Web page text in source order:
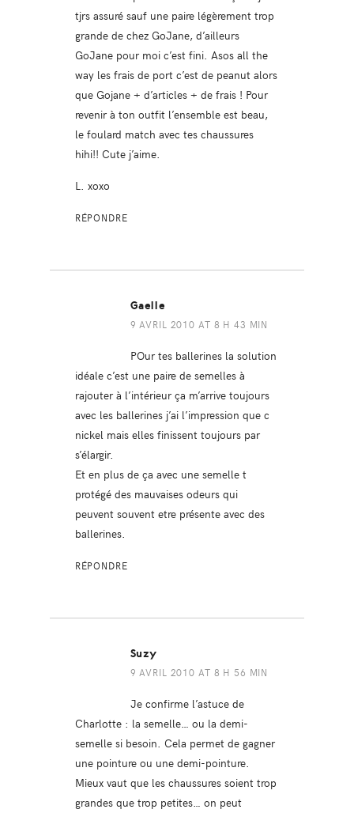
tjrs assuré sauf une paire légèrement trop
grande de chez GoJane, d’ailleurs
GoJane pour moi c’est fini. Asos all the
way les frais de port c’est de peanut alors
que Gojane + d’articles + de frais ! Pour
revenir à ton outfit l’ensemble est beau,
le foulard match avec tes chaussures
hihi!! Cute j’aime.
L. xoxo
RÉPONDRE
Gaelle
9 AVRIL 2010 AT 8 H 43 MIN
POur tes ballerines la solution
idéale c’est une paire de semelles à
rajouter à l’intérieur ça m’arrive toujours
avec les ballerines j’ai l’impression que c
nickel mais elles finissent toujours par
s’élargir.
Et en plus de ça avec une semelle t
protégé des mauvaises odeurs qui
peuvent souvent etre présente avec des
ballerines.
RÉPONDRE
Suzy
9 AVRIL 2010 AT 8 H 56 MIN
Je confirme l’astuce de
Charlotte : la semelle… ou la demi-
semelle si besoin. Cela permet de gagner
une pointure ou une demi-pointure.
Mieux vaut que les chaussures soient trop
grandes que trop petites… on peut